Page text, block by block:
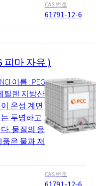
CAS 번호
61791-12-6
피마 자유 )
이름 : PEG-
틸렌 지방산
온성 계면
투명하고
. 물질의 응
품은 물과 저
CAS 번호